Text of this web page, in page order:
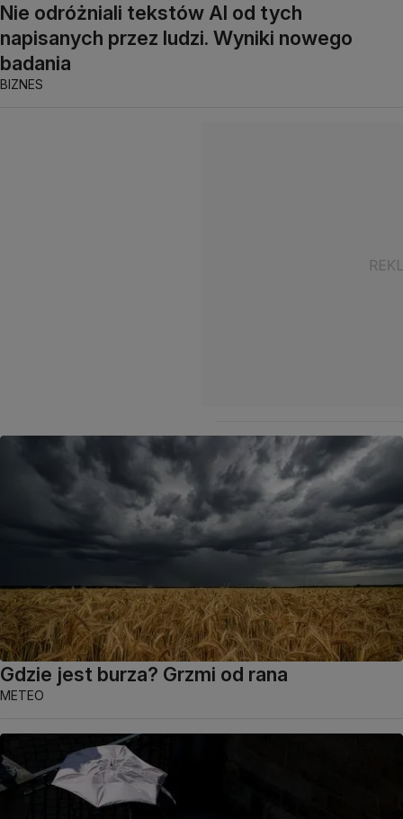
Nie odróżniali tekstów AI od tych
napisanych przez ludzi. Wyniki nowego
badania
BIZNES
Gdzie jest burza? Grzmi od rana
METEO